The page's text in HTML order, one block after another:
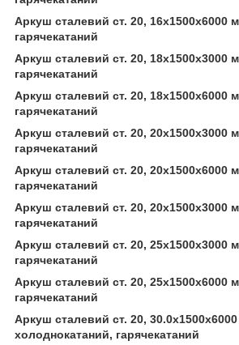
Аркуш сталевий ст. 20, 16х1500х6000
гарячекатаний
Аркуш сталевий ст. 20, 18х1500х3000
гарячекатаний
Аркуш сталевий ст. 20, 18х1500х6000
гарячекатаний
Аркуш сталевий ст. 20, 20х1500х3000
гарячекатаний
Аркуш сталевий ст. 20, 20х1500х6000
гарячекатаний
Аркуш сталевий ст. 20, 20х1500х3000
гарячекатаний
Аркуш сталевий ст. 20, 25х1500х3000
гарячекатаний
Аркуш сталевий ст. 20, 25х1500х6000
гарячекатаний
Аркуш сталевий ст. 20,
холоднокатаний, гарячекатаний